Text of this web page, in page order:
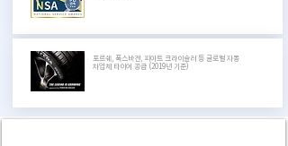
포르쉐, 폭스바겐, 피아트 크라이슬러 등 글로벌 자동
차업체 타이어 공급 (2019년 기준)